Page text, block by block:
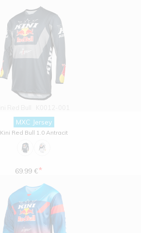
MXC Jersey
Kini Red Bull 1.0 Antracit
69.99 €*